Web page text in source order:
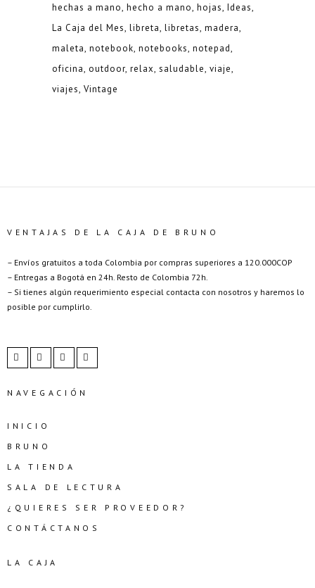
hechas a mano hecho a mano hojas Ideas
La Caja del Mes libreta libretas madera
maleta notebook notebooks notepad
oficina outdoor relax saludable viaje
viajes Vintage
VENTAJAS DE LA CAJA DE BRUNO
– Envíos gratuitos a toda Colombia por compras superiores a 120.000COP
– Entregas a Bogotá en 24h. Resto de Colombia 72h.
– Si tienes algún requerimiento especial contacta con nosotros y haremos lo
posible por cumplirlo.
NAVEGACIÓN
INICIO
BRUNO
LA TIENDA
SALA DE LECTURA
¿QUIERES SER PROVEEDOR?
CONTÁCTANOS
LA CAJA